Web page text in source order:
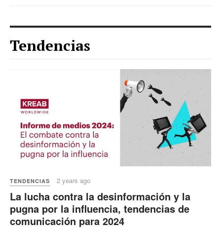
Tendencias
TENDENCIAS 2 years ago
La lucha contra la desinformación y la
pugna por la influencia, tendencias de
comunicación para 2024